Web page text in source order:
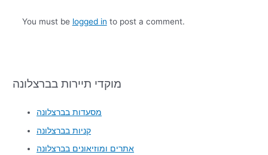
You must be logged in to post a comment.
מוקדי תיירות בברצלונה
מסעדות בברצלונה
קניות בברצלונה
אתרים ומוזיאונים בברצלונה